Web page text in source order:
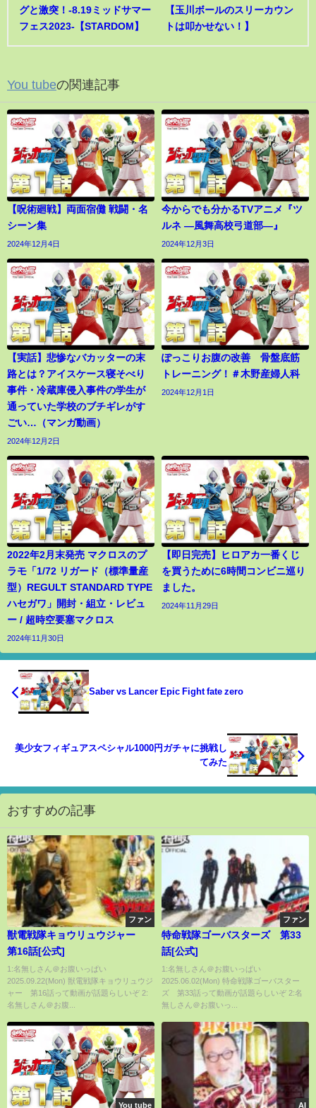
グと激突！-8.19ミッドサマー
フェス2023-【STARDOM】
【玉川ボールのスリーカウン
トは叩かせない！】
You tubeの関連記事
【呪術廻戦】両面宿儺 戦闘・名
シーン集
2024年12月4日
今からでも分かるTVアニメ『ツ
ルネ ―風舞高校弓道部―』
2024年12月3日
【実話】悲惨なバカッターの末
路とは？アイスケース寝そべり
事件・冷蔵庫侵入事件の学生が
通っていた学校のブチギレがす
ごい…（マンガ動画）
2024年12月2日
ぽっこりお腹の改善 骨盤底筋
トレーニング！＃木野産婦人科
2024年12月1日
2022年2月末発売 マクロスのプ
ラモ「1/72 リガード（標準量産
型）REGULT STANDARD TYPE
ハセガワ」開封・組立・レビュ
ー / 超時空要塞マクロス
2024年11月30日
【即日完売】ヒロアカ一番くじ
を買うために6時間コンビニ巡り
ました。
2024年11月29日
Saber vs Lancer Epic Fight fate zero
美少女フィギュアスペシャル1000円ガチャに挑戦し
てみた
おすすめの記事
ファン
獣電戦隊キョウリュウジャー
第16話[公式]
1:名無しさん＠お腹いっぱい
2025.09.22(Mon) 獣電戦隊キョウリュウジ
ャー 第16話って動画が話題らしいぞ 2:
名無しさん＠お腹...
ファン
特命戦隊ゴーバスターズ 第33
話[公式]
1:名無しさん＠お腹いっぱい
2025.06.02(Mon) 特命戦隊ゴーバスター
ズ 第33話って動画が話題らしいぞ 2:名
無しさん＠お腹いっ...
You tube AI